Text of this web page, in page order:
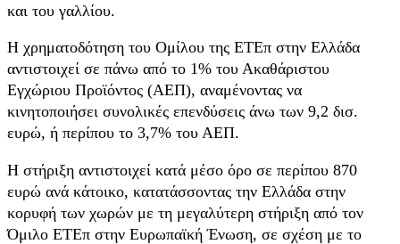
και του γαλλίου.
Η χρηματοδότηση του Ομίλου της ΕΤΕπ στην Ελλάδα
αντιστοιχεί σε πάνω από το 1% του Ακαθάριστου
Εγχώριου Προϊόντος (ΑΕΠ), αναμένοντας να
κινητοποιήσει συνολικές επενδύσεις άνω των 9,2 δισ.
ευρώ, ή περίπου το 3,7% του ΑΕΠ.
Η στήριξη αντιστοιχεί κατά μέσο όρο σε περίπου 870
ευρώ ανά κάτοικο, κατατάσσοντας την Ελλάδα στην
κορυφή των χωρών με τη μεγαλύτερη στήριξη από τον
Όμιλο ΕΤΕπ στην Ευρωπαϊκή Ένωση, σε σχέση με το